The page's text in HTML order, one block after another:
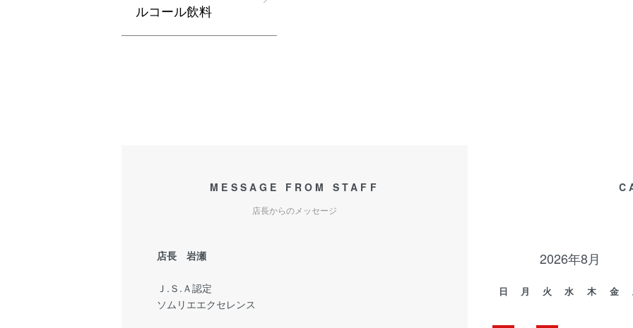
ルコール飲料
MESSAGE FROM STAFF
店長からのメッセージ
店長 岩瀬
Ｊ.Ｓ.Ａ認定
ソムリエエクセレンス
2026年8月
日 月 火 水 木 金